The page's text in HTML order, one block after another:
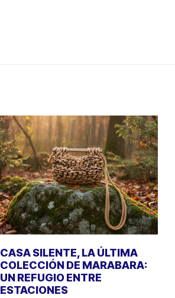
CASA SILENTE, LA ÚLTIMA
COLECCIÓN DE MARABARA:
UN REFUGIO ENTRE
ESTACIONES